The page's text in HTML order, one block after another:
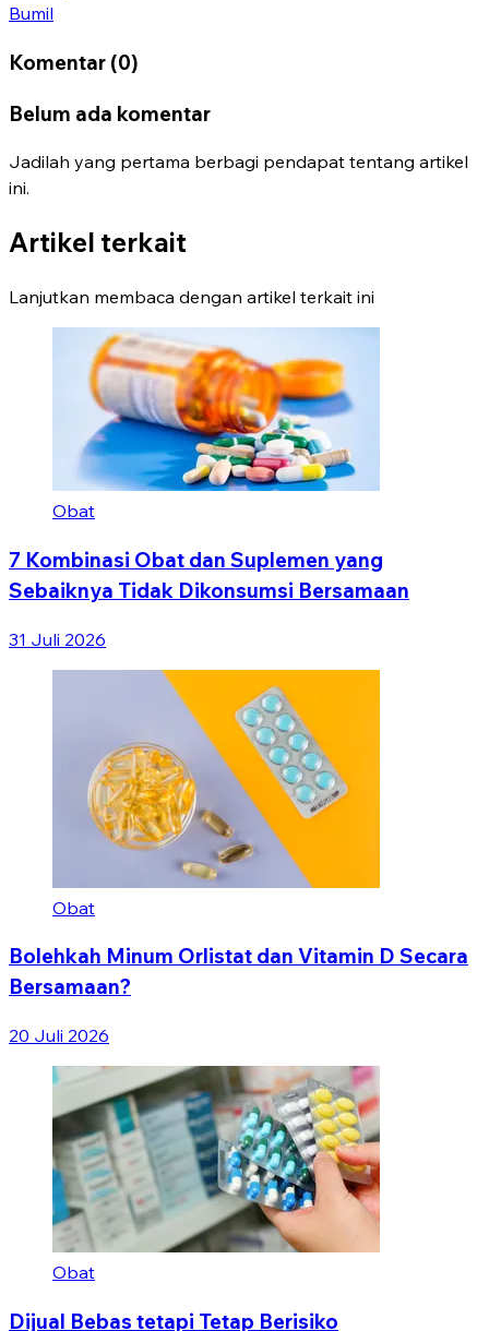
Bumil
Komentar (0)
Belum ada komentar
Jadilah yang pertama berbagi pendapat tentang artikel
ini.
Artikel terkait
Lanjutkan membaca dengan artikel terkait ini
Obat
7 Kombinasi Obat dan Suplemen yang
Sebaiknya Tidak Dikonsumsi Bersamaan
31 Juli 2026
Obat
Bolehkah Minum Orlistat dan Vitamin D Secara
Bersamaan?
20 Juli 2026
Obat
Dijual Bebas tetapi Tetap Berisiko